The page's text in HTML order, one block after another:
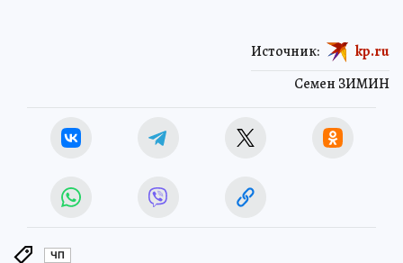
Семен ЗИМИН
Источник: kp.ru
ЧП